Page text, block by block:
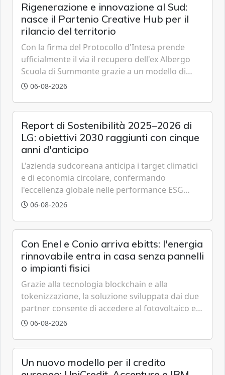
Rigenerazione e innovazione al Sud:
nasce il Partenio Creative Hub per il
rilancio del territorio
Con la firma del Protocollo d'Intesa prende
ufficialmente il via il recupero dell'ex Albergo
Scuola di Summonte grazie a un modello di
partenariato pubblico-privato e a una rete di
06-08-2026
Report di Sostenibilità 2025–2026 di
LG: obiettivi 2030 raggiunti con cinque
anni d'anticipo
L'azienda sudcoreana anticipa i target climatici
e di economia circolare, confermando
l'eccellenza globale nelle performance ESG
grazie a innovazione, accessibilità e governance
06-08-2026
Con Enel e Conio arriva ebitts: l'energia
rinnovabile entra in casa senza pannelli
o impianti fisici
Grazie alla tecnologia blockchain e alla
tokenizzazione, la soluzione sviluppata dai due
partner consente di accedere al fotovoltaico e
all'eolico ottenendo risparmi diretti in bolletta,
06-08-2026
Un nuovo modello per il credito